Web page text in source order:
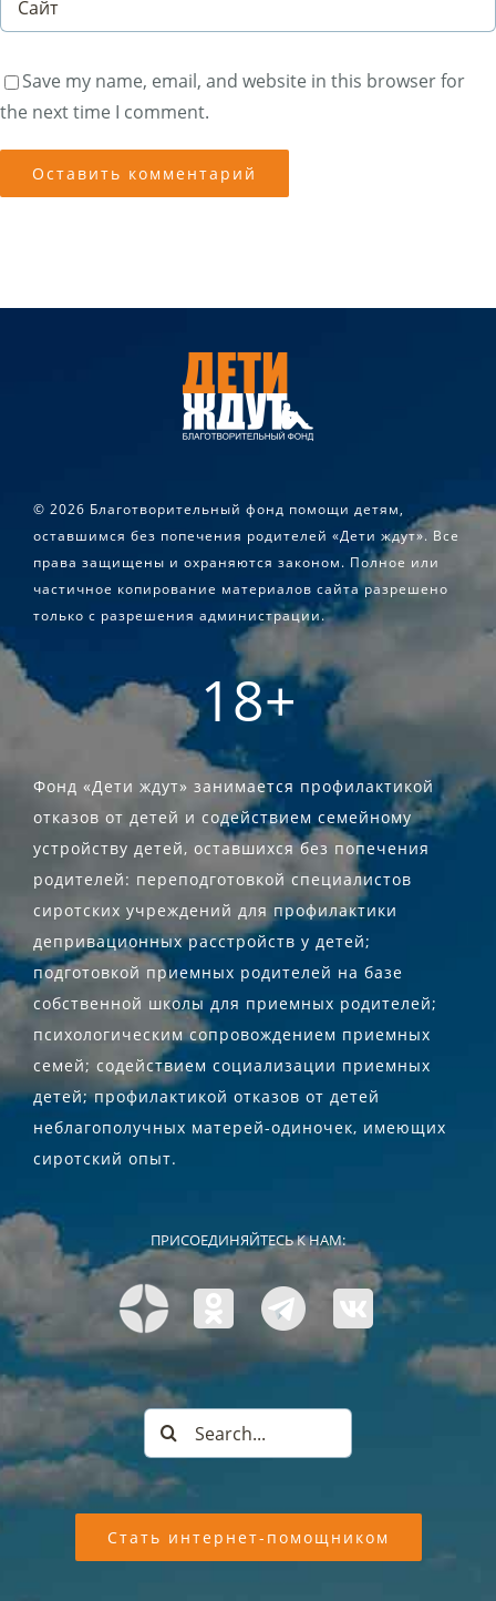
Save my name, email, and website in this browser for
the next time I comment.
© 2026 Благотворительный фонд помощи детям,
оставшимся без попечения родителей «Дети ждут». Все
права защищены и охраняются законом. Полное или
частичное копирование материалов сайта разрешено
только с разрешения администрации.
18+
Фонд «Дети ждут» занимается профилактикой
отказов от детей и содействием семейному
устройству детей, оставшихся без попечения
родителей: переподготовкой специалистов
сиротских учреждений для профилактики
депривационных расстройств у детей;
подготовкой приемных родителей на базе
собственной школы для приемных родителей;
психологическим сопровождением приемных
семей; содействием социализации приемных
детей; профилактикой отказов от детей
неблагополучных матерей-одиночек, имеющих
сиротский опыт.
ПРИСОЕДИНЯЙТЕСЬ К НАМ:
Search
for:
Стать интернет-помощником